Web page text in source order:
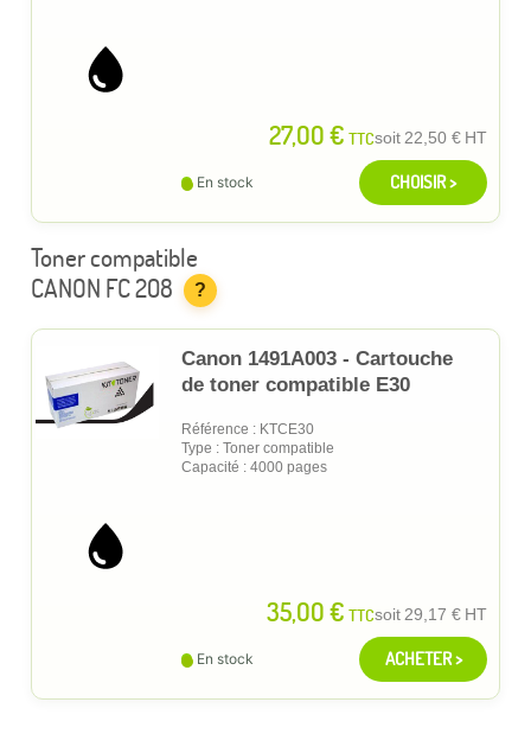
27,00 € TTCsoit22,50 € HT
En stock CHOISIR >
Toner compatible
CANON FC 208
?
Canon 1491A003 - Cartouche
de toner compatible E30
Référence : KTCE30
Type : Toner compatible
Capacité : 4000 pages
35,00 € TTCsoit29,17 € HT
En stock ACHETER >